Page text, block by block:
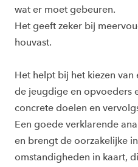
wat er moet gebeuren.
Het geeft zeker bij
houvast.
Het helpt bij het kiezen
de jeugdige en opvoeders
concrete doelen en
Een goede verklarende
en brengt de oorzakelijke
omstandigheden in kaart,